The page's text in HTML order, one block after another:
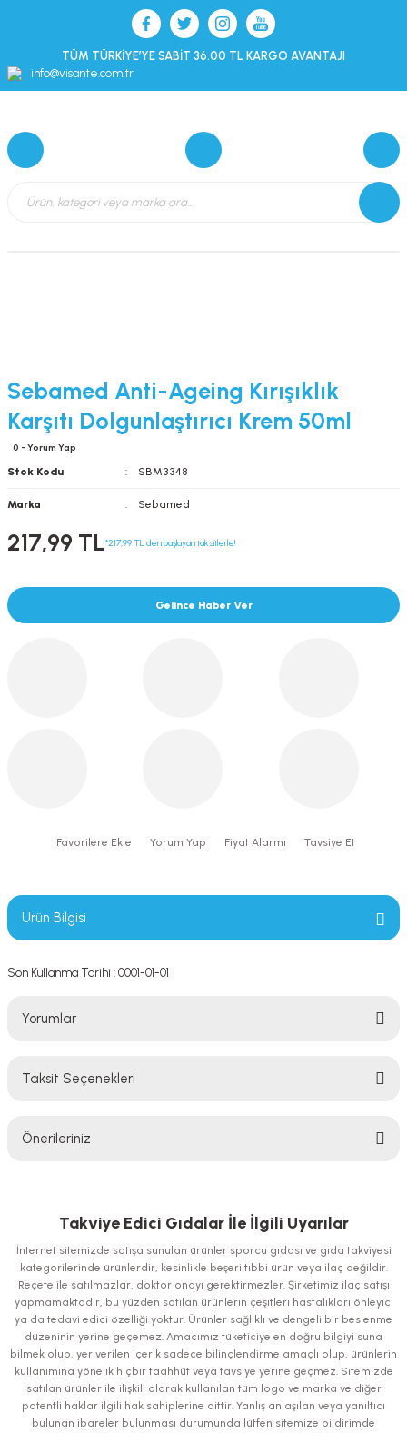
TÜM TÜRKİYE’YE SABİT 36.00 TL KARGO AVANTAJI
info@visante.com.tr
Sebamed Anti-Ageing Kırışıklık
Karşıtı Dolgunlaştırıcı Krem 50ml
0 - Yorum Yap
Stok Kodu SBM3348
Marka Sebamed
217,99 TL*217,99 TL den başlayan taksitlerle!
Gelince Haber Ver
Yorum Yap Fiyat Alarmı Tavsiye Et
Ürün Bilgisi
Son Kullanma Tarihi : 0001-01-01
Yorumlar
Taksit Seçenekleri
Önerileriniz
iletebilirsiniz.
Görüş ve önerileriniz için teşekkür ederiz.
Ürün resmi kalitesiz, bozuk veya görüntülenemiyor.
Ürün açıklamasında eksik bilgiler bulunuyor.
Ürün bilgilerinde hatalar bulunuyor.
Ürün fiyatı diğer sitelerden daha pahalı.
Bu ürüne benzer farklı alternatifler olmalı.
Takviye Edici Gıdalar İle İlgili Uyarılar
İnternet sitemizde satışa sunulan ürünler sporcu gıdası ve gıda takviyesi
kategorilerinde ürünlerdir, kesinlikle beşeri tıbbi ürün veya ilaç değildir.
Reçete ile satılmazlar, doktor onayı gerektirmezler. Şirketimiz ilaç satışı
yapmamaktadır, bu yüzden satılan ürünlerin çeşitleri hastalıkları önleyici
ya da tedavi edici özelliği yoktur. Ürünler sağlıklı ve dengeli bir beslenme
düzeninin yerine geçemez. Amacımız tüketiciye en doğru bilgiyi suna
bilmek olup, yer verilen içerik sadece bilinçlendirme amaçlı olup, ürünlerin
kullanımına yönelik hiçbir taahhüt veya tavsiye yerine geçmez. Sitemizde
satılan ürünler ile ilişkili olarak kullanılan tüm logo ve marka ve diğer
patentli haklar ilgili hak sahiplerine aittir. Yanlış anlaşılan veya yanıltıcı
bulunan ibareler bulunması durumunda lütfen sitemize bildirimde